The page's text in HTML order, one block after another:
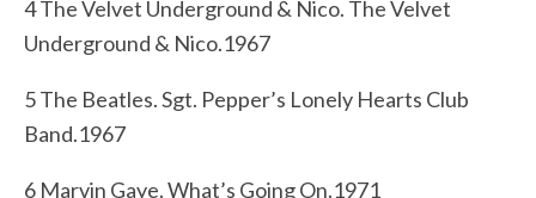
4 The Velvet Underground & Nico. The Velvet
Underground & Nico.1967
5 The Beatles. Sgt. Pepper’s Lonely Hearts Club
Band.1967
6 Marvin Gaye. What’s Going On.1971